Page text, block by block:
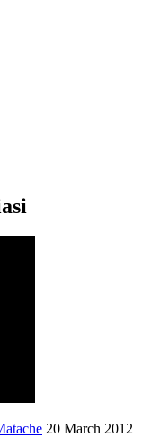
20 March 2012